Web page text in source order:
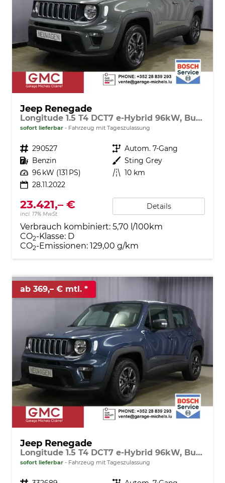
Jeep Renegade
Longitude 1.5 T4 DCT7 e-Hybrid 96kW, Business-Paket, 2-Zonen-Klimaautomatik, AppleCarPlay&Android Auto, Radio DAB, Freisprecheinrichtung, Tempomat, LaneSense, Notrufsystem, 16"-Leichtmetallfelgen, uvm.
sofort lieferbar Fahrzeug mit Tageszulassung
Fahrzeugnr. 290527 Getriebe Autom. 7-Gang
Kraftstoff Benzin Außenfarbe Sting Grey
Leistung 96 kW (131 PS) Kilometerstand 10 km
28.11.2022
23.421,– €
incl. 17% MwSt.
Details
Verbrauch kombiniert: 5,70 l/100km
CO2-Klasse: D
CO2-Emissionen: 129,00 g/km
ab 369,– € mtl.
Jeep Renegade
Longitude 1.5 T4 DCT7 e-Hybrid 96kW, Business-Paket, 2-Zonen-Klimaautomatik, AppleCarPlay&Android Auto, Radio DAB, Freisprecheinrichtung, Tempomat, LaneSense, Notrufsystem, 16"-Leichtmetallfelgen, uvm.
sofort lieferbar Fahrzeug mit Tageszulassung